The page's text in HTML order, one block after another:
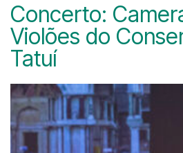
Concerto:
Violões do
Tatuí